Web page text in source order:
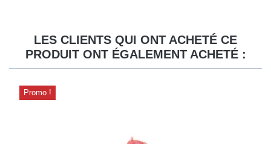
LES CLIENTS QUI ONT ACHETÉ CE
PRODUIT ONT ÉGALEMENT ACHETÉ :
Promo !